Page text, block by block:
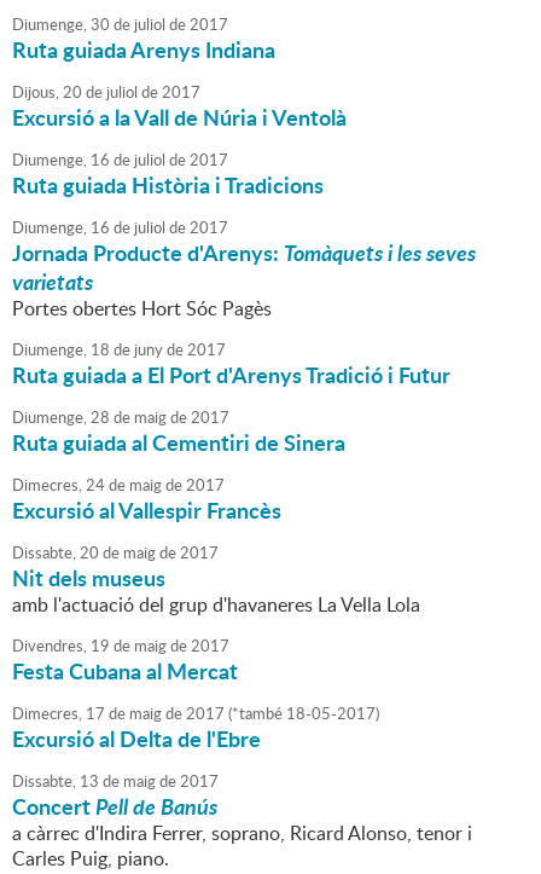
Diumenge,30 de juliol de2017
Ruta guiada Arenys Indiana
Dijous,20 de juliol de2017
Excursió a la Vall de Núria i Ventolà
Diumenge, 16 de juliol de2017
Ruta guiada Història i Tradicions
Diumenge, 16 de juliol de2017
Jornada Producte d'Arenys: Tomàquets i les seves
varietats
Portes obertes Hort Sóc Pagès
Diumenge, 18 de junyde2017
Ruta guiada a El Port d'Arenys Tradició i Futur
Diumenge,28 de maigde2017
Ruta guiada al Cementiri de Sinera
Dimecres,24de maigde2017
Excursió al Vallespir Francès
Dissabte,20 de maigde2017
Nit dels museus
amb l'actuació del grup d'havaneres La Vella Lola
Divendres, 19 de maigde2017
Festa Cubana al Mercat
Dimecres, 17 de maigde2017 (*també 18-05-2017)
Excursió al Delta de l'Ebre
Dissabte, 13 de maigde2017
ConcertPell de Banús
a càrrec d'Indira Ferrer, soprano, Ricard Alonso, tenor i
Carles Puig, piano.